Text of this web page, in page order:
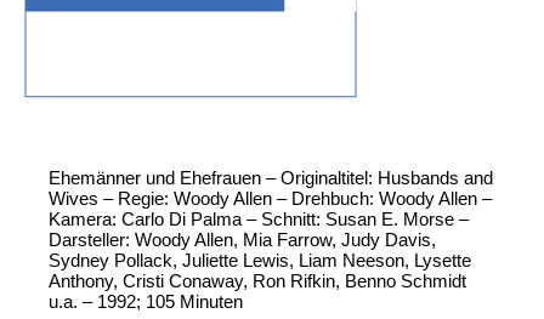
Ehemänner und Ehefrauen – Originaltitel: Husbands and
Wives – Regie: Woody Allen – Drehbuch: Woody Allen –
Kamera: Carlo Di Palma – Schnitt: Susan E. Morse –
Darsteller: Woody Allen, Mia Farrow, Judy Davis,
Sydney Pollack, Juliette Lewis, Liam Neeson, Lysette
Anthony, Cristi Conaway, Ron Rifkin, Benno Schmidt
u.a. – 1992; 105 Minuten